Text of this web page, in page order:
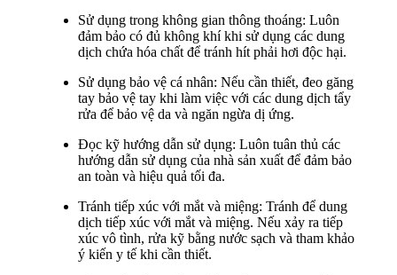
Sử dụng trong không gian thông thoáng: Luôn
đảm bảo có đủ không khí khi sử dụng các dung
dịch chứa hóa chất để tránh hít phải hơi độc hại.
Sử dụng bảo vệ cá nhân: Nếu cần thiết, đeo găng
tay bảo vệ tay khi làm việc với các dung dịch tẩy
rửa để bảo vệ da và ngăn ngừa dị ứng.
Đọc kỹ hướng dẫn sử dụng: Luôn tuân thủ các
hướng dẫn sử dụng của nhà sản xuất để đảm bảo
an toàn và hiệu quả tối đa.
Tránh tiếp xúc với mắt và miệng: Tránh để dung
dịch tiếp xúc với mắt và miệng. Nếu xảy ra tiếp
xúc vô tình, rửa kỹ bằng nước sạch và tham khảo
ý kiến y tế khi cần thiết.